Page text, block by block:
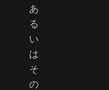
あ
る
い
は
そ
の